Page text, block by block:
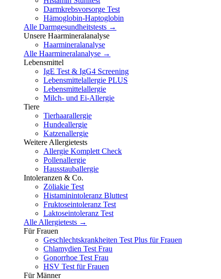
Darmkrebsvorsorge Test
Hämoglobin-Haptoglobin
Alle Darmgesundheitstests →
Unsere Haarmineralanalyse
Haarmineralanalyse
Alle Haarmineralanalyse →
Lebensmittel
IgE Test & IgG4 Screening
Lebensmittelallergie PLUS
Lebensmittelallergie
Milch- und Ei-Allergie
Tiere
Tierhaarallergie
Hundeallergie
Katzenallergie
Weitere Allergietests
Allergie Komplett Check
Pollenallergie
Hausstauballergie
Intoleranzen & Co.
Zöliakie Test
Histaminintoleranz Bluttest
Fruktoseintoleranz Test
Laktoseintoleranz Test
Alle Allergietests →
Für Frauen
Geschlechtskrankheiten Test Plus für Frauen
Chlamydien Test Frau
Gonorrhoe Test Frau
HSV Test für Frauen
Für Männer